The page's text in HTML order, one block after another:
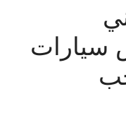
ونش سيارات